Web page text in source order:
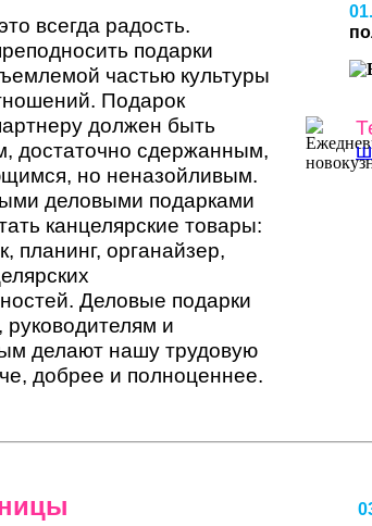
всегда радость.
подарки
частью культуры
Подарок
должен быть
достаточно сдержанным,
но неназойливым.
деловыми подарками
канцелярские товары:
планинг, органайзер,
Деловые подарки
руководителям и
делают нашу трудовую
добрее и полноценнее.
01.